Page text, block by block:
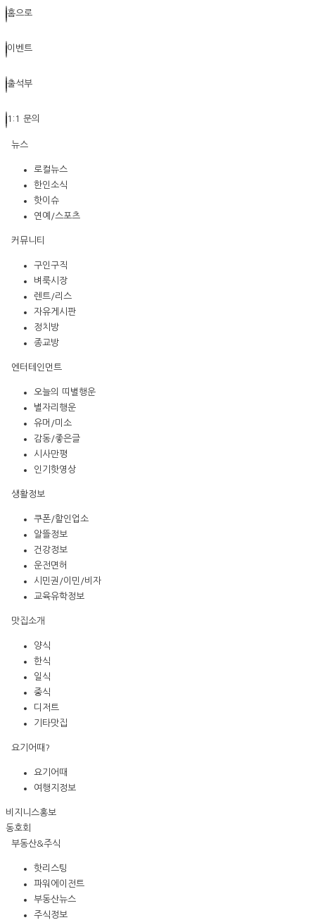
홈으로
이벤트
출석부
1:1 문의
뉴스
로컬뉴스
한인소식
핫이슈
연예/스포츠
커뮤니티
구인구직
벼룩시장
렌트/리스
자유게시판
정치방
종교방
엔터테인먼트
오늘의 띠별행운
별자리행운
유머/미소
감동/좋은글
시사만평
인기핫영상
생활정보
쿠폰/할인업소
알뜰정보
건강정보
운전면허
시민권/이민/비자
교육유학정보
맛집소개
양식
한식
일식
중식
디저트
기타맛집
요기어때?
요기어때
여행지정보
비지니스홍보
동호회
부동산&주식
핫리스팅
파워에이전트
부동산뉴스
주식정보